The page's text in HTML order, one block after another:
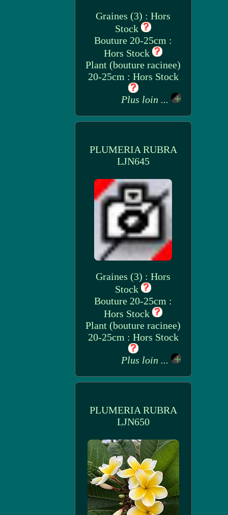
Graines (3) : Hors
Stock
Bouture 20-25cm :
Hors Stock
Plant (bouture racinee)
20-25cm : Hors Stock
Plus loin ...
PLUMERIA RUBRA
LJN645
Graines (3) : Hors
Stock
Bouture 20-25cm :
Hors Stock
Plant (bouture racinee)
20-25cm : Hors Stock
Plus loin ...
PLUMERIA RUBRA
LJN650